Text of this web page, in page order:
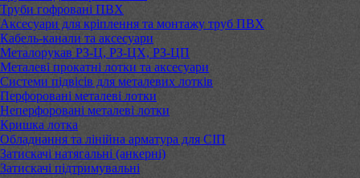
Труби гофровані ПВХ
Аксесуари для кріплення та монтажу труб ПВХ
Кабель-канали та аксесуари
Металорукав РЗ-Ц, РЗ-ЦХ, РЗ-ЦП
Металеві прокатні лотки та аксесуари
Системи підвісів для металевих лотків
Перфоровані металеві лотки
Неперфоровані металеві лотки
Кришка лотка
Обладнання та лінійна арматура для СІП
Затискачі натягальні (анкерні)
Затискачі підтримувальні